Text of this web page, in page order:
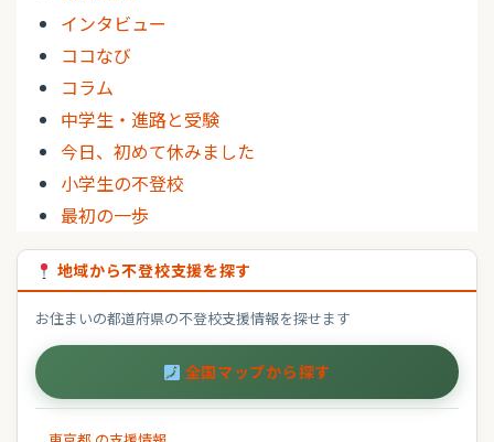
インタビュー
ココなび
コラム
中学生・進路と受験
今日、初めて休みました
小学生の不登校
最初の一歩
地域から不登校支援を探す
お住まいの都道府県の不登校支援情報を探せます
全国マップから探す